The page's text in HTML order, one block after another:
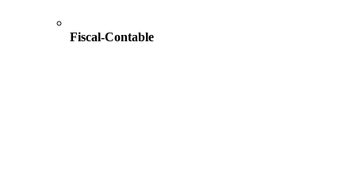
Fiscal-Contable